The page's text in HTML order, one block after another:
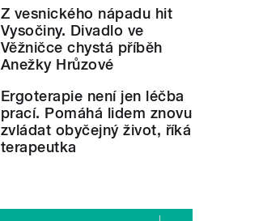
Z vesnického nápadu hit
Vysočiny. Divadlo ve
Věžničce chystá příběh
Anežky Hrůzové
Ergoterapie není jen léčba
prací. Pomáhá lidem znovu
zvládat obyčejný život, říká
terapeutka